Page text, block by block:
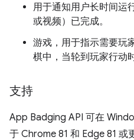
用于通知用户长时间运
或视频）已完成。
游戏，用于指示需要玩
棋中，当轮到玩家行动
支持
App Badging API 可在
于 Chrome 81 和 Edge 81 或